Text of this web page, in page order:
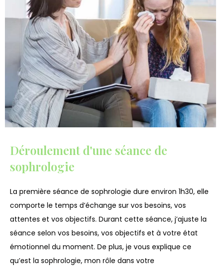
Déroulement d'une séance de
sophrologie
La première séance de sophrologie dure environ 1h30, elle
comporte le temps d’échange sur vos besoins, vos
attentes et vos objectifs. Durant cette séance, j’ajuste la
séance selon vos besoins, vos objectifs et à votre état
émotionnel du moment. De plus, je vous explique ce
qu’est la sophrologie, mon rôle dans votre